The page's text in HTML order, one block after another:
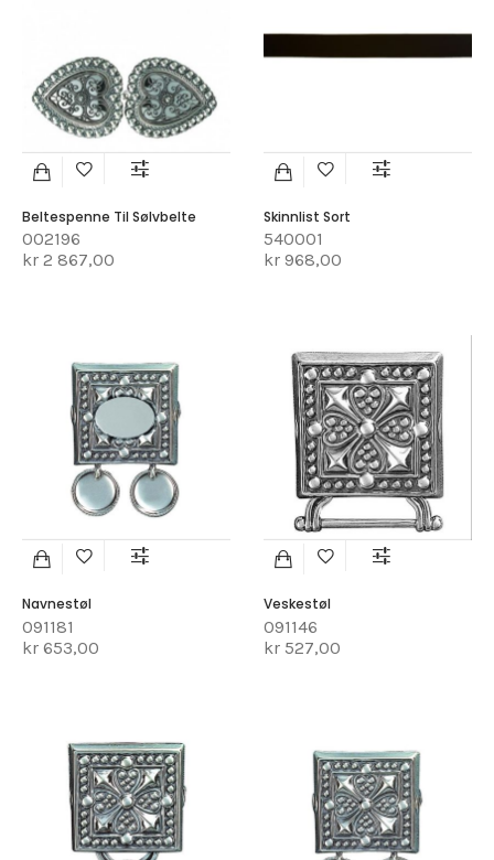
Beltespenne Til Sølvbelte
002196
kr 2 867,00
Skinnlist Sort
540001
kr 968,00
Navnestøl
091181
kr 653,00
Veskestøl
091146
kr 527,00